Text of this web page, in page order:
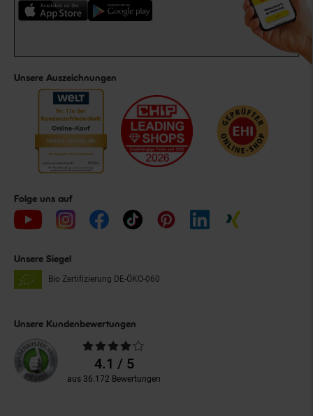
Unsere Auszeichnungen
Folge uns auf
Unsere Siegel
Bio Zertifizierung DE-ÖKO-060
Unsere Kundenbewertungen
Durchschnittliche
Bewertungen4.1 / 5
aus 36.172 Bewertungen